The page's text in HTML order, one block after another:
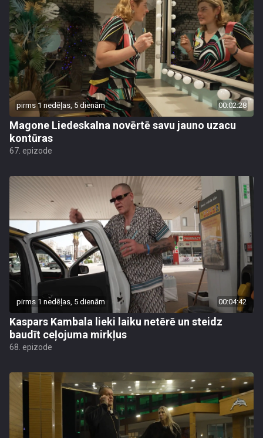
pirms 1 nedēļas, 5 dienām 00:02:28
Magone Liedeskalna novērtē savu jauno uzacu
kontūras
67. epizode
pirms 1 nedēļas, 5 dienām 00:04:42
Kaspars Kambala lieki laiku netērē un steidz
baudīt ceļojuma mirkļus
68. epizode